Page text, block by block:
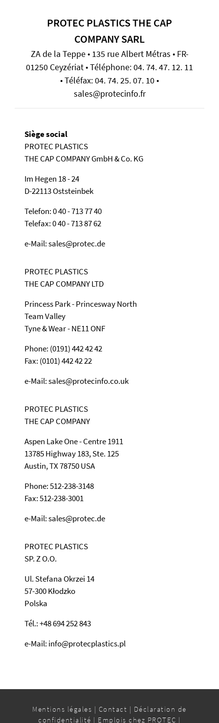
PROTEC PLASTICS THE CAP
COMPANY SARL
ZA de la Teppe • 135 rue Albert Métras • FR-
01250 Ceyzériat • Téléphone: 04. 74. 47. 12. 11
• Téléfax: 04. 74. 25. 07. 10 •
sales@protecinfo.fr
Siège social
PROTEC PLASTICS
THE CAP COMPANY GmbH & Co. KG
Im Hegen 18 - 24
D-22113 Oststeinbek
Telefon: 0 40 - 713 77 40
Telefax: 0 40 - 713 87 62
e-Mail: sales@protec.de
PROTEC PLASTICS
THE CAP COMPANY LTD
Princess Park - Princesway North
Team Valley
Tyne & Wear - NE11 ONF
Phone: (0191) 442 42 42
Fax: (0101) 442 42 22
e-Mail: sales@protecinfo.co.uk
PROTEC PLASTICS
THE CAP COMPANY
Aspen Lake One - Centre 1911
13785 Highway 183, Ste. 125
Austin, TX 78750 USA
Phone: 512-238-3148
Fax: 512-238-3001
e-Mail: sales@protec.de
PROTEC PLASTICS
SP. Z O.O.
Ul. Stefana Okrzei 14
57-300 Kłodzko
Polska
Tél.: +48 694 252 843
e-Mail: info@protecplastics.pl
Mentions légales | Contact | Déclaration de
confidentialité | Emplois chez PROTEC |